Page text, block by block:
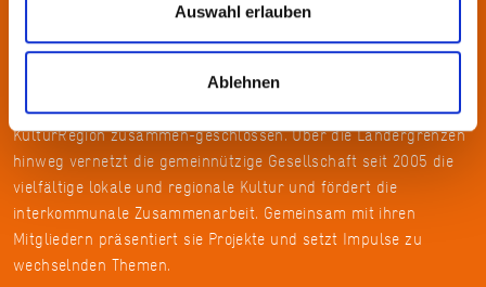
Auswahl erlauben
Ablehnen
Über uns
In der Metropolregion FrankfurtRheinMain haben sich rund 50
Landkreise, Städte, Gemeinden und der Regionalverband zur
KulturRegion zusammen-geschlossen. Über die Ländergrenzen
hinweg vernetzt die gemeinnützige Gesellschaft seit 2005 die
vielfältige lokale und regionale Kultur und fördert die
interkommunale Zusammenarbeit. Gemeinsam mit ihren
Mitgliedern präsentiert sie Projekte und setzt Impulse zu
wechselnden Themen.